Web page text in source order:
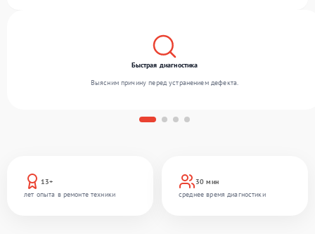
13+
лет опыта в ремонте техники
30 мин
среднее время диагностики
Быстрая диагностика
Выясним причину перед устранением дефекта.